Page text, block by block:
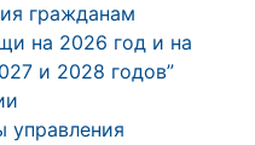
гражданам
на 2026 год и на
и 2028 годов”
управления